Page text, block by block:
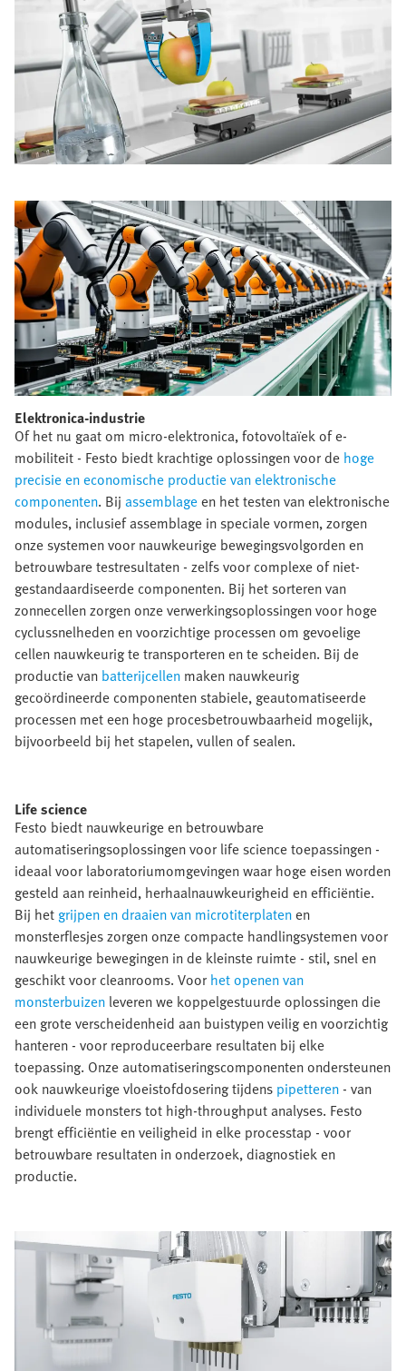
Elektronica-industrie​
Of het nu gaat om micro-elektronica, fotovoltaïek of e-
mobiliteit - Festo biedt krachtige oplossingen voor de hoge
precisie en economische productie van elektronische
componenten. Bij assemblageen het testen van elektronische
modules, inclusief assemblage in speciale vormen, zorgen
onze systemen voor nauwkeurige bewegingsvolgorden en
betrouwbare testresultaten - zelfs voor complexe of niet-
gestandaardiseerde componenten. Bij het sorteren van
zonnecellen zorgen onze verwerkingsoplossingen voor hoge
cyclussnelheden en voorzichtige processen om gevoelige
cellen nauwkeurig te transporteren en te scheiden. Bij de
productie van batterijcellen maken nauwkeurig
gecoördineerde componenten stabiele, geautomatiseerde
processen met een hoge procesbetrouwbaarheid mogelijk,
bijvoorbeeld bij het stapelen, vullen of sealen.​
Life science​
Festo biedt nauwkeurige en betrouwbare
automatiseringsoplossingen voor life science toepassingen -
ideaal voor laboratoriumomgevingen waar hoge eisen worden
gesteld aan reinheid, herhaalnauwkeurigheid en efficiëntie.
Bij hetgrijpen en draaien van microtiterplatenen
monsterflesjes zorgen onze compacte handlingsystemen voor
nauwkeurige bewegingen in de kleinste ruimte - stil, snel en
geschikt voor cleanrooms. Voor het openen van
monsterbuizen leveren we koppelgestuurde oplossingen die
een grote verscheidenheid aan buistypen veilig en voorzichtig
hanteren - voor reproduceerbare resultaten bij elke
toepassing. Onze automatiseringscomponenten ondersteunen
ook nauwkeurige vloeistofdosering tijdens pipetteren - van
individuele monsters tot high-throughput analyses. Festo
brengt efficiëntie en veiligheid in elke processtap - voor
betrouwbare resultaten in onderzoek, diagnostiek en
productie.​